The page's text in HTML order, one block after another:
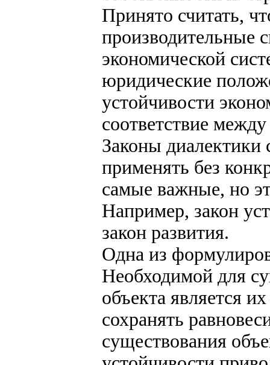
Принято считать,
производительные
экономической
юридические
устойчивости
соответствие
Законы
применять без
самые важные, но
Например, закон
закон развития.
Одна из
Необходимой для
объекта является
сохранять
существования